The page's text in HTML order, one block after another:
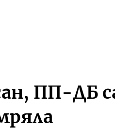
ПП-ДБ